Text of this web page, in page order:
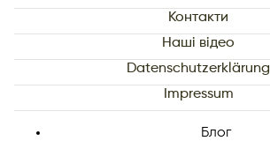
Контакти
Наші відео
Datenschutzerklärung
Impressum
Блог